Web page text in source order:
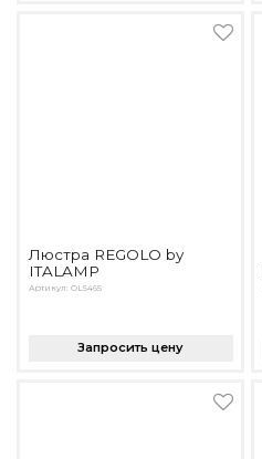
Люстра REGOLO by
ITALAMP
Артикул: OL5465
Запросить цену